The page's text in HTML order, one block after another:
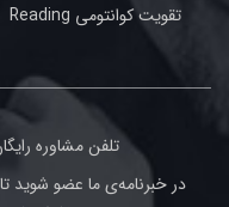
تقویت کوانتومی Reading
تلفن مشاوره
در خبرنامه‌ی ما عضو شوید